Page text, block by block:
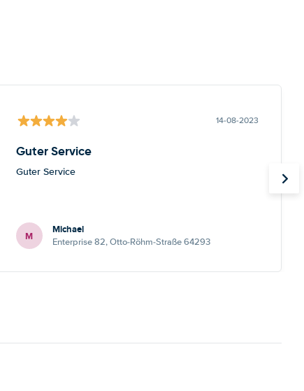
14-08-2023
Guter Service
Guter Service
M Michael
Enterprise 82, Otto-Röhm-Straße 64293